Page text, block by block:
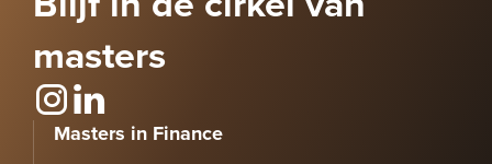
masters
Masters in Finance